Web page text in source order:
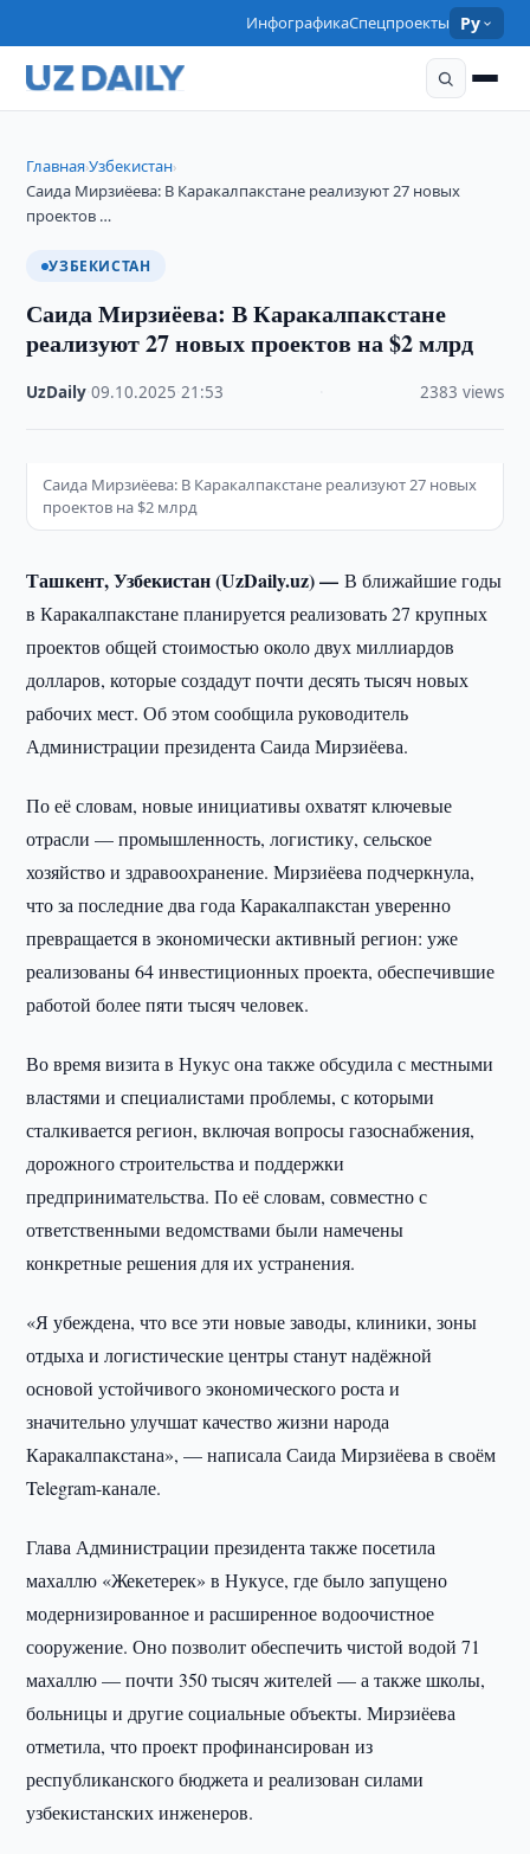
ИнфографикаСпецпроекты Ру
Главная›Узбекистан›
Саида Мирзиёева: В Каракалпакстане реализуют 27 новых
проектов …
УЗБЕКИСТАН
Саида Мирзиёева: В Каракалпакстане
реализуют 27 новых проектов на $2 млрд
UzDaily ·09.10.2025 ·21:53 2383 views
Саида Мирзиёева: В Каракалпакстане реализуют 27 новых
проектов на $2 млрд
Ташкент, Узбекистан (UzDaily.uz) —В ближайшие годы
в Каракалпакстане планируется реализовать 27 крупных
проектов общей стоимостью около двух миллиардов
долларов, которые создадут почти десять тысяч новых
рабочих мест. Об этом сообщила руководитель
Администрации президента Саида Мирзиёева.
По её словам, новые инициативы охватят ключевые
отрасли — промышленность, логистику, сельское
хозяйство и здравоохранение. Мирзиёева подчеркнула,
что за последние два года Каракалпакстан уверенно
превращается в экономически активный регион: уже
реализованы 64 инвестиционных проекта, обеспечившие
работой более пяти тысяч человек.
Во время визита в Нукус она также обсудила с местными
властями и специалистами проблемы, с которыми
сталкивается регион, включая вопросы газоснабжения,
дорожного строительства и поддержки
предпринимательства. По её словам, совместно с
ответственными ведомствами были намечены
конкретные решения для их устранения.
«Я убеждена, что все эти новые заводы, клиники, зоны
отдыха и логистические центры станут надёжной
основой устойчивого экономического роста и
значительно улучшат качество жизни народа
Каракалпакстана», — написала Саида Мирзиёева в своём
Telegram-канале.
Глава Администрации президента также посетила
махаллю «Жекетерек» в Нукусе, где было запущено
модернизированное и расширенное водоочистное
сооружение. Оно позволит обеспечить чистой водой 71
махаллю — почти 350 тысяч жителей — а также школы,
больницы и другие социальные объекты. Мирзиёева
отметила, что проект профинансирован из
республиканского бюджета и реализован силами
узбекистанских инженеров.